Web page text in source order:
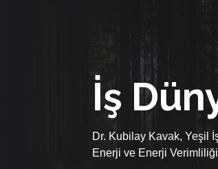
İş
Dr. Kubilay Kavak, Yeşil
Enerji ve Enerji